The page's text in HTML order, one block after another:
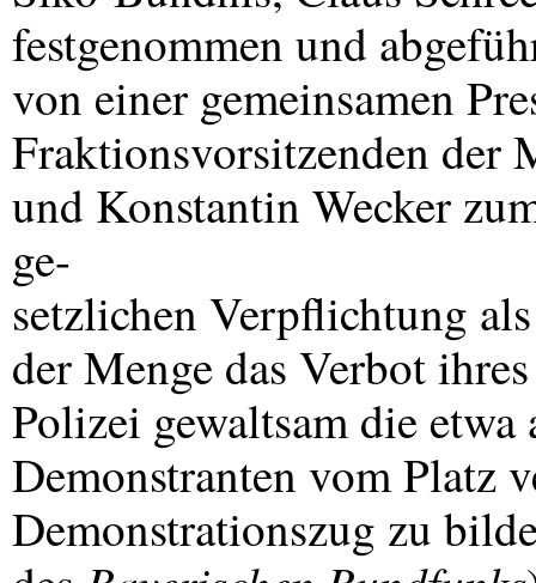
festgenommen und
von einer gemeinsamen
Fraktionsvorsitzenden der
und Konstantin Wecker
ge-
setzlichen Verpflichtung
der Menge das Verbot
Polizei gewaltsam die
Demonstranten vom Platz
Demonstrationszug zu